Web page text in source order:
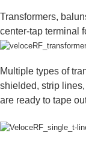
Transformers,
center-tap terminal
Multiple types of
shielded, strip
are ready to tape